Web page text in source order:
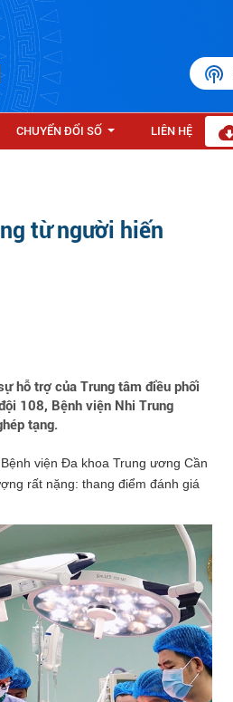
CHUYỂN ĐỔI SỐ LIÊN HỆ
từ người hiến
hỗ trợ của Trung tâm điều phối
108, Bệnh viện Nhi Trung
tạng.
viện Đa khoa Trung ương Cần
rất nặng: thang điểm đánh giá